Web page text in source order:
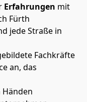
Erfahrungen mit
Fürth
jede Straße in
Fachkräfte
an, das
Händen